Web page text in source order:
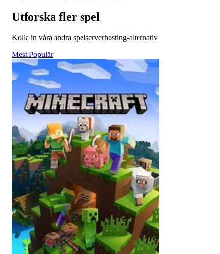
Utforska fler spel
Kolla in våra andra spelserverhosting-alternativ
Mest Populär